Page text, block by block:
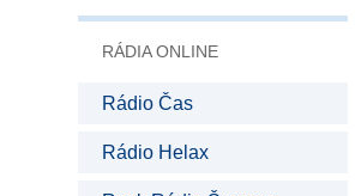
RÁDIA ONLINE
Rádio Čas
Rádio Helax